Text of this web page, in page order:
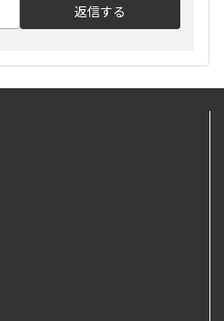
返信する